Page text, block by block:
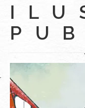
Audiovisual
Últimos Proyectos
Sobre el Autor